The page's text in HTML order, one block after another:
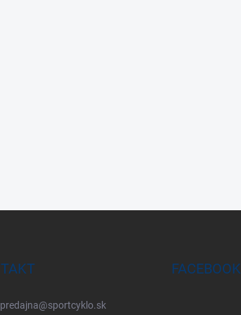
predajna@sportcyklo.sk
FACEBOOK